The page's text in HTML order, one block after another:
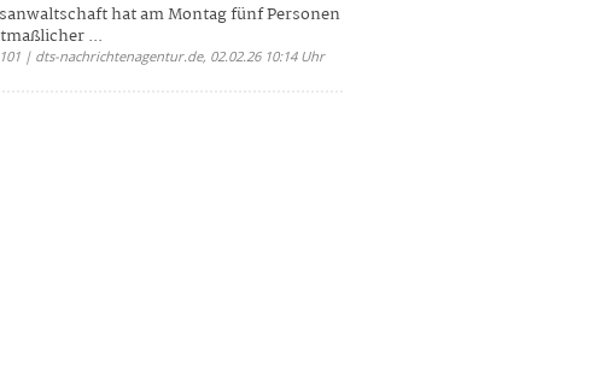
hat am Montag fünf Personen
...
| dts-nachrichtenagentur.de, 02.02.26 10:14 Uhr